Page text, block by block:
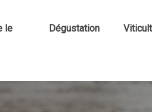
le Dégustation